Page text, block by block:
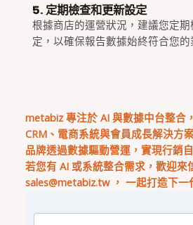
5. 定期檢查和更新設定
根據商店的運營狀況，建議您定
定，以確保報告數據始終符合您的
metabiz 專注於 AI 與數據中台整合
CRM、電商系統與會員成長解決方
品牌透過數據驅動營運，實現行銷
若您有 AI 或系統整合需求，歡迎來
sales@metabiz.tw， 一起打造下一